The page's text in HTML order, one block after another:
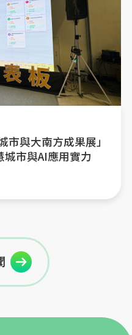
與大南方成果展」
市與AI應用實力